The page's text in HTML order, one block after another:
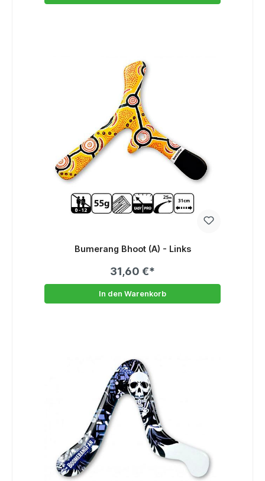
Bumerang Bhoot (A) - Links
31,60 €*
In den Warenkorb